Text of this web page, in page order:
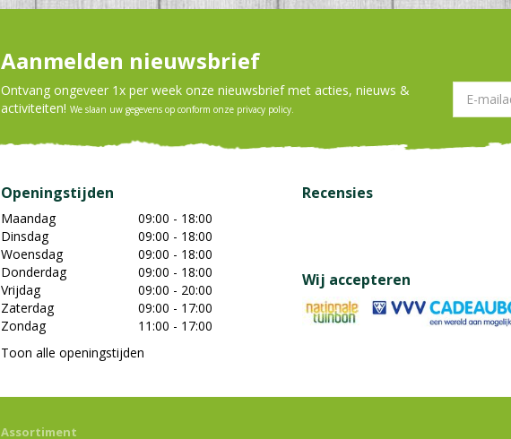
Aanmelden nieuwsbrief
Ontvang ongeveer 1x per week onze nieuwsbrief met acties, nieuws &
activiteiten! We slaan uw gegevens op conform onze privacy policy.
Openingstijden
Maandag
09:00 - 18:00
Dinsdag
09:00 - 18:00
Woensdag
09:00 - 18:00
Donderdag
09:00 - 18:00
Vrijdag
09:00 - 20:00
Zaterdag
09:00 - 17:00
Zondag
11:00 - 17:00
Toon alle openingstijden
Recensies
Wij accepteren
Assortiment